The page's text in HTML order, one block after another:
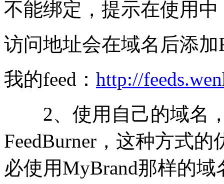
不能绑定，提示在使用
访问地址会在域名后添加
我的feed ： http://
2、使用自己的域名
FeedBurner ，这种方式
必使用MyBrand那样的域